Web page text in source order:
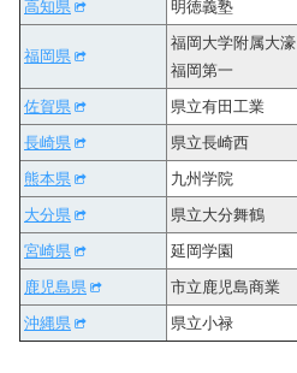
高知県 明徳義塾
福岡県
福岡大学附属大濠
福岡第一
佐賀県
県立有田工業
長崎県
県立長崎西
熊本県
九州学院
大分県
県立大分舞鶴
宮崎県
延岡学園
鹿児島県
市立鹿児島商業
沖縄県
県立小禄